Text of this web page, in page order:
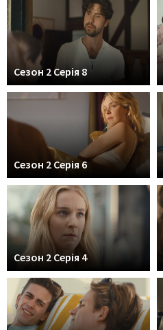
Сезон 2 Серія 8
Сезон 2 Серія 6
Сезон 2 Серія 4